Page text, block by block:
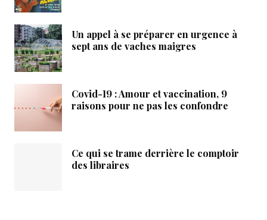
Un appel à se préparer en urgence à
sept ans de vaches maigres
Covid-19 : Amour et vaccination, 9
raisons pour ne pas les confondre
Ce qui se trame derrière le comptoir
des libraires